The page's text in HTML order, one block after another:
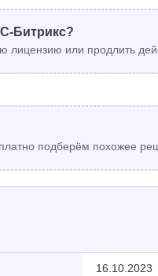
Битрикс?
лицензию или продлить
подберём похожее
16.10.2023